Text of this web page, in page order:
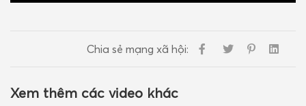
Chia sẻ mạng xã hội:
Xem thêm các video khác